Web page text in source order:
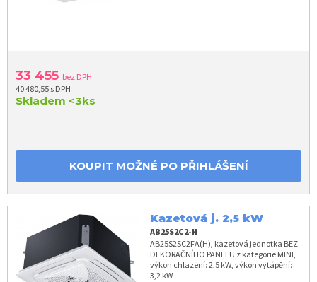
33 455 bez DPH
40 480,55 s DPH
Skladem <3ks
KOUPIT MOŽNÉ PO PŘIHLÁŠENÍ
Kazetová j. 2,5 kW
AB25S2C2-H
AB25S2SC2FA(H), kazetová jednotka BEZ
DEKORAČNÍHO PANELU z kategorie MINI,
výkon chlazení: 2,5 kW, výkon vytápění:
3,2 kW